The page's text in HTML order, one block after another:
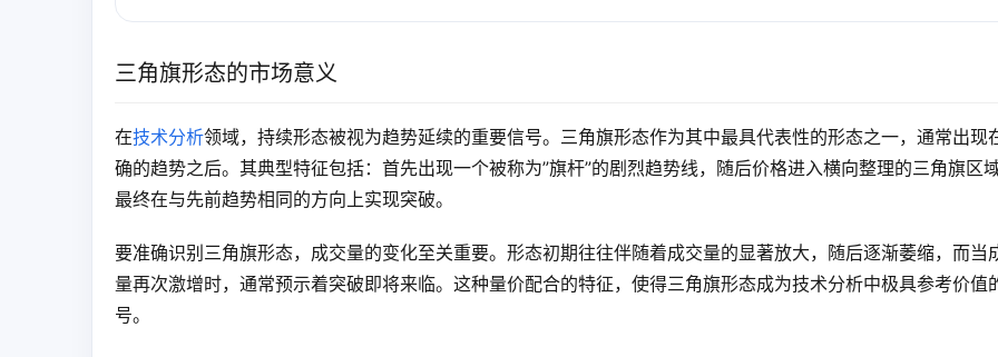
三角旗形态的市场意义
在技术分析领域，持续形态被视为趋势延续的重要信号。三角旗形态作为其中最具代表性的形态之一，通常出现
确的趋势之后。其典型特征包括：首先出现一个被称为”旗杆”的剧烈趋势线，随后价格进入横向整理的三角旗区域
最终在与先前趋势相同的方向上实现突破。
要准确识别三角旗形态，成交量的变化至关重要。形态初期往往伴随着成交量的显著放大，随后逐渐萎缩，而当
量再次激增时，通常预示着突破即将来临。这种量价配合的特征，使得三角旗形态成为技术分析中极具参考价值
号。